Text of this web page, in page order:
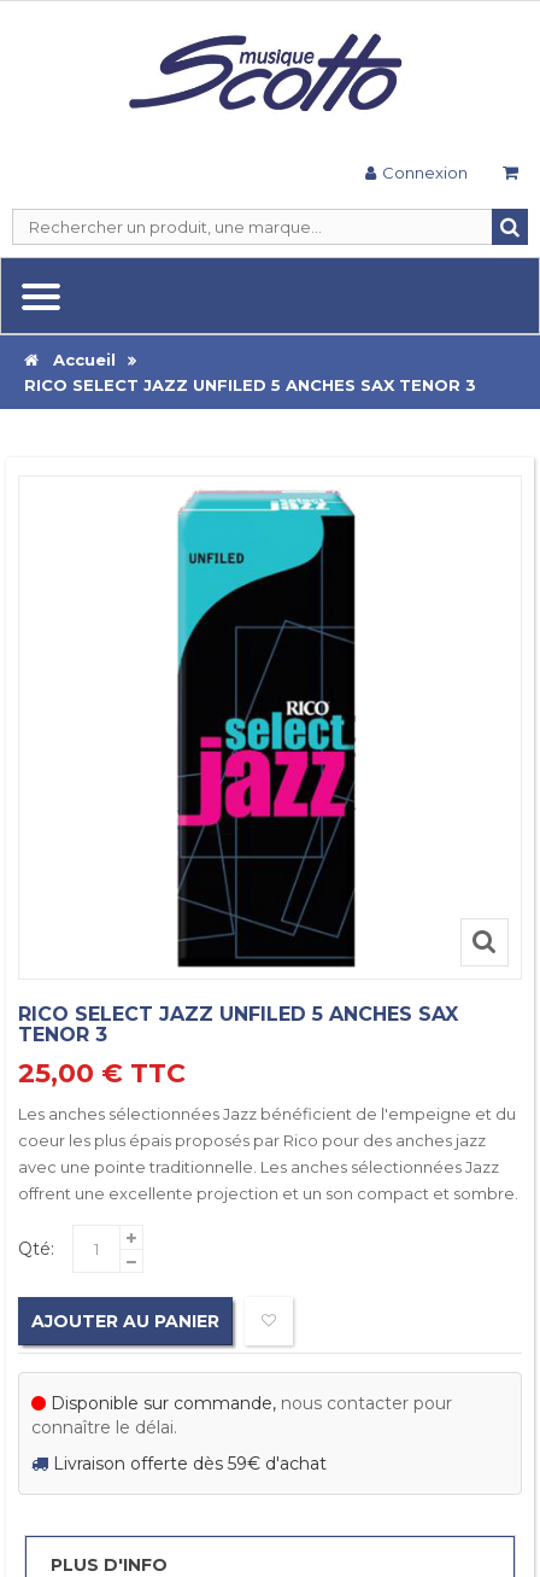
Connexion
Accueil
RICO SELECT JAZZ UNFILED 5 ANCHES SAX TENOR 3
RICO SELECT JAZZ UNFILED 5 ANCHES SAX
TENOR 3
25,00 € TTC
Les anches sélectionnées Jazz bénéficient de l'empeigne et du
coeur les plus épais proposés par Rico pour des anches jazz
avec une pointe traditionnelle. Les anches sélectionnées Jazz
offrent une excellente projection et un son compact et sombre.
Qté:
AJOUTER AU PANIER
Disponible sur commande, nous contacter pour
connaître le délai.
Livraison offerte dès 59€ d'achat
PLUS D'INFO